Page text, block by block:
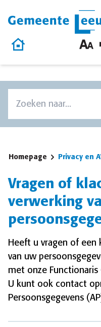
Gemeente Leeuwarden
Homepage
Homepage Privacy en
Vragen of
verwerking
Heeft u vragen of een
van uw
met onze Functionaris
U kunt ook contact
Persoonsgegevens